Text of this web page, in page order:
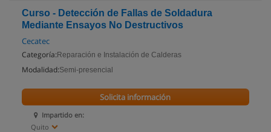
Curso - Detección de Fallas de Soldadura
Mediante Ensayos No Destructivos
Cecatec
Categoría: Reparación e Instalación de Calderas
Modalidad:Semi-presencial
Impartido en:
Quito
Solicita información